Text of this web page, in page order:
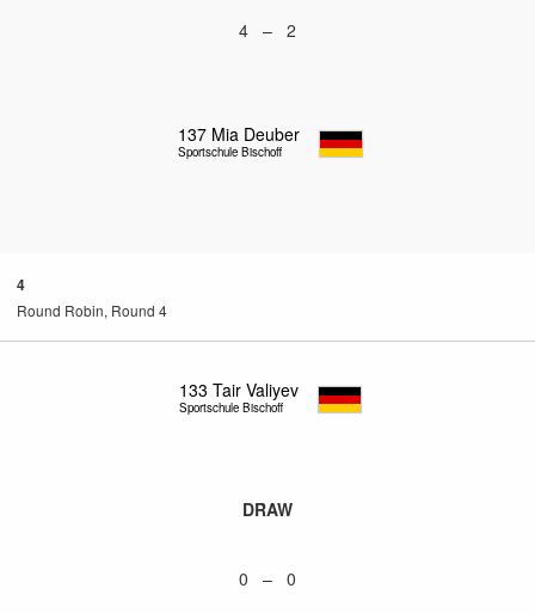
4 – 2
137 Mia Deuber
Sportschule Bischoff
4
Round Robin, Round 4
133 Tair Valiyev
Sportschule Bischoff
DRAW
0 – 0